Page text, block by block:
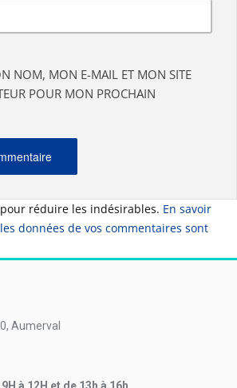
NOM, MON E-MAIL ET MON SITE
POUR MON PROCHAIN
réduire les indésirables. En savoir
données de vos commentaires sont
Aumerval